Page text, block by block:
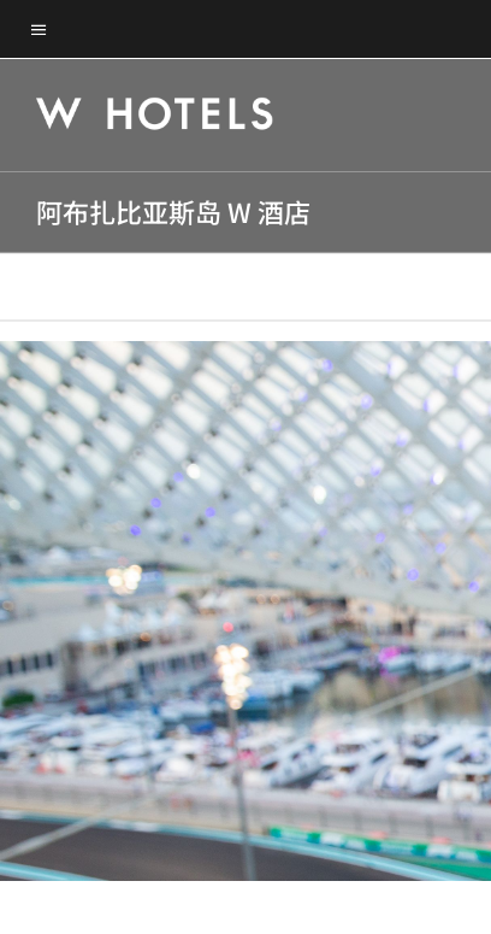
content
Skip
to
content
菜单文本
阿布扎比亚斯岛 W 酒店